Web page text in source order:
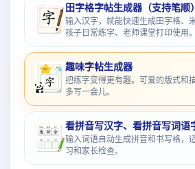
田字格字帖生成器（支持笔顺）
输入汉字，就能快速生成田字格、
孩子日常练字、老师课堂打印使用。
趣味字帖生成器
把练字变得更有趣。可爱的版式和
多写一会儿。
看拼音写汉字、看拼音写词语
输入词语自动生成拼音和书写格，
习和家长检查。